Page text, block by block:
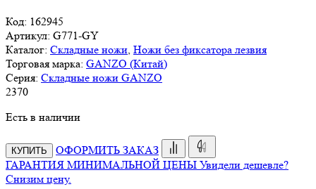
Код: 162945
Артикул: G771-GY
Каталог: Складные ножи Ножи без фиксатора лезвия
Торговая марка: GANZO (Китай)
Серия: Складные ножи GANZO
2370
Есть в наличии
КУПИТЬ
ОФОРМИТЬ ЗАКАЗ
ГАРАНТИЯ МИНИМАЛЬНОЙ ЦЕНЫ Увидели дешевле?
Снизим цену.